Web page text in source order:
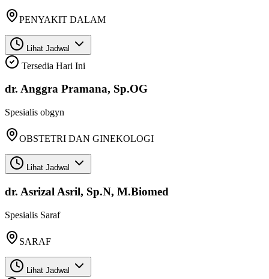
PENYAKIT DALAM
Lihat Jadwal
Tersedia Hari Ini
dr. Anggra Pramana, Sp.OG
Spesialis obgyn
OBSTETRI DAN GINEKOLOGI
Lihat Jadwal
dr. Asrizal Asril, Sp.N, M.Biomed
Spesialis Saraf
SARAF
Lihat Jadwal